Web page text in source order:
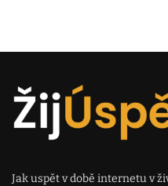
Jak uspět v době internetu v